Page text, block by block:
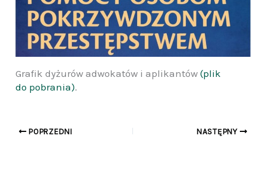
Grafik dyżurów adwokatów i aplikantów(plik
do pobrania).
POPRZEDNI NASTĘPNY